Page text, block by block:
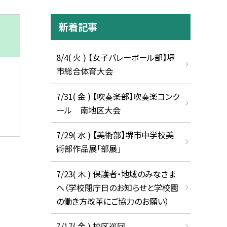
新着記事
8/4( 火 ) 【女子バレーボール部】堺
市総合体育大会
7/31( 金 ) 【吹奏楽部】吹奏楽コンク
ール 南地区大会
7/29( 水 ) 【美術部】堺市中学校美
術部作品展「部展」
7/23( 木 ) 保護者・地域のみなさま
へ（学校閉庁日のお知らせと学校園
の働き方改革にご協力のお願い）